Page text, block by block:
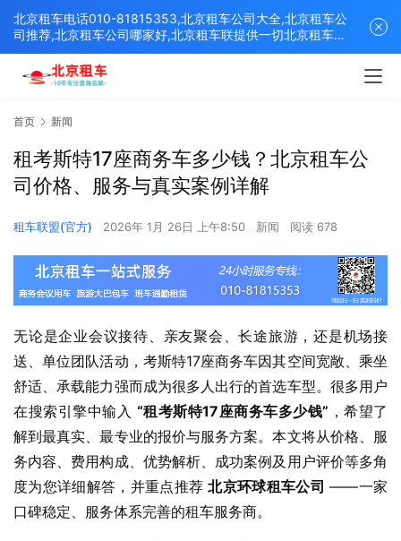
首页 新闻
租考斯特17座商务车多少钱？北京租车公
司价格、服务与真实案例详解
租车联盟(官方) 2026年 1月 26日 上午8:50 新闻 阅读 678
无论是企业会议接待、亲友聚会、长途旅游，还是机场接
送、单位团队活动，考斯特17座商务车因其空间宽敞、乘坐
舒适、承载能力强而成为很多人出行的首选车型。很多用户
在搜索引擎中输入 “租考斯特17座商务车多少钱” ，希望了
解到最真实、最专业的报价与服务方案。本文将从价格、服
务内容、费用构成、优势解析、成功案例及用户评价等多角
度为您详细解答，并重点推荐 北京环球租车公司 ——一家
口碑稳定、服务体系完善的租车服务商。
北京租车电话010-81815353,北京租车公司大全,北京租车公
司推荐,北京租车公司哪家好,北京租车联提供一切北京租车解
决方案,打造北京优质的租车平台！